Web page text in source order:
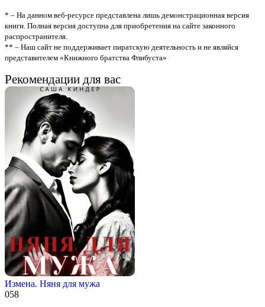
* – На данном веб-ресурсе представлена лишь демонстрационная версия
книги. Полная версия доступна для приобретения на сайте законного
распространителя.
** – Наш сайт не поддерживает пиратскую деятельность и не являйся
представителем «Книжного братства Флибуста»
Рекомендации для вас
Измена. Няня для мужа
058